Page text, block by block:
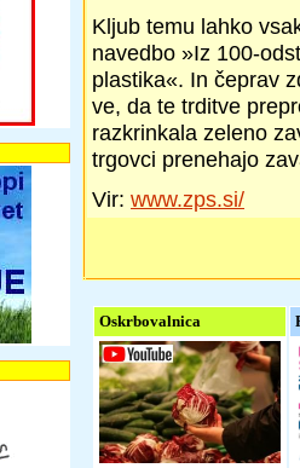
Kljub temu lahko
navedbo »Iz 100-
plastika«. In čeprav
ve, da te trditve
razkrinkala zeleno
trgovci prenehajo
Vir: www.zps.si/
Oskrbovalnica